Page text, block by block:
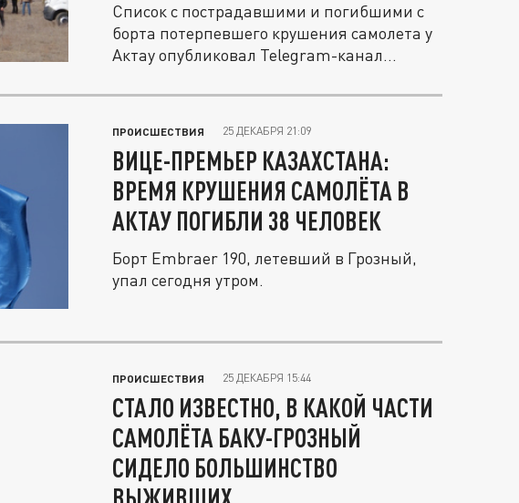
Список с пострадавшими и погибшими с
борта потерпевшего крушения самолета у
Актау опубликовал Telegram-канал...
ПРОИСШЕСТВИЯ 25 ДЕКАБРЯ 21:09
ВИЦЕ-ПРЕМЬЕР КАЗАХСТАНА:
ВРЕМЯ КРУШЕНИЯ САМОЛЁТА В
АКТАУ ПОГИБЛИ 38 ЧЕЛОВЕК
Борт Embraer 190, летевший в Грозный,
упал сегодня утром.
ПРОИСШЕСТВИЯ 25 ДЕКАБРЯ 15:44
СТАЛО ИЗВЕСТНО, В КАКОЙ ЧАСТИ
САМОЛЁТА БАКУ-ГРОЗНЫЙ
СИДЕЛО БОЛЬШИНСТВО